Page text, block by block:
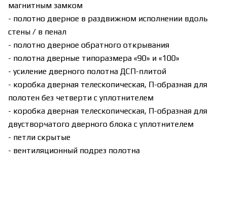
магнитным замком
- полотно дверное в раздвижном исполнении вдоль
стены / в пенал
- полотно дверное обратного открывания
- полотна дверные типоразмера «90» и «100»
- усиление дверного полотна ДСП-плитой
- коробка дверная телескопическая, П-образная для
полотен без четверти с уплотнителем
- коробка дверная телескопическая, П-образная для
двустворчатого дверного блока с уплотнителем
- петли скрытые
- вентиляционный подрез полотна